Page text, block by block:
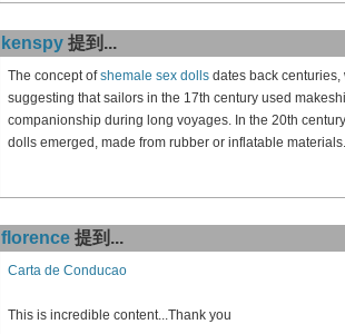
kenspy提到...
The concept ofshemale sex dollsdates back centuries,
suggesting that sailors in the 17th century used
companionship during long voyages. In the 20th
dolls emerged, made from rubber or inflatable materials.
florence提到...
Carta de Conducao
This is incredible content...Thank you